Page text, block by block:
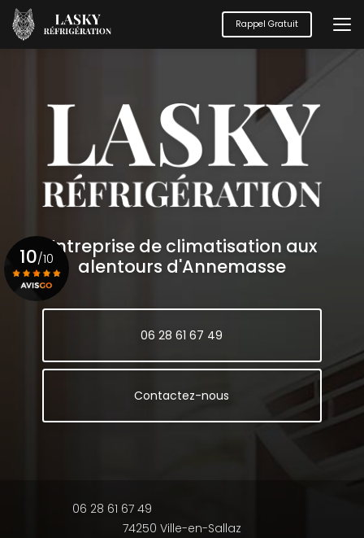
Aller
au
contenu
principal
Rappel Gratuit
Entreprise de climatisation aux
alentours d'Annemasse
06 28 61 67 49
Contactez-nous
06 28 61 67 49
74250 Ville-en-Sallaz
10/10
Voir le certificat